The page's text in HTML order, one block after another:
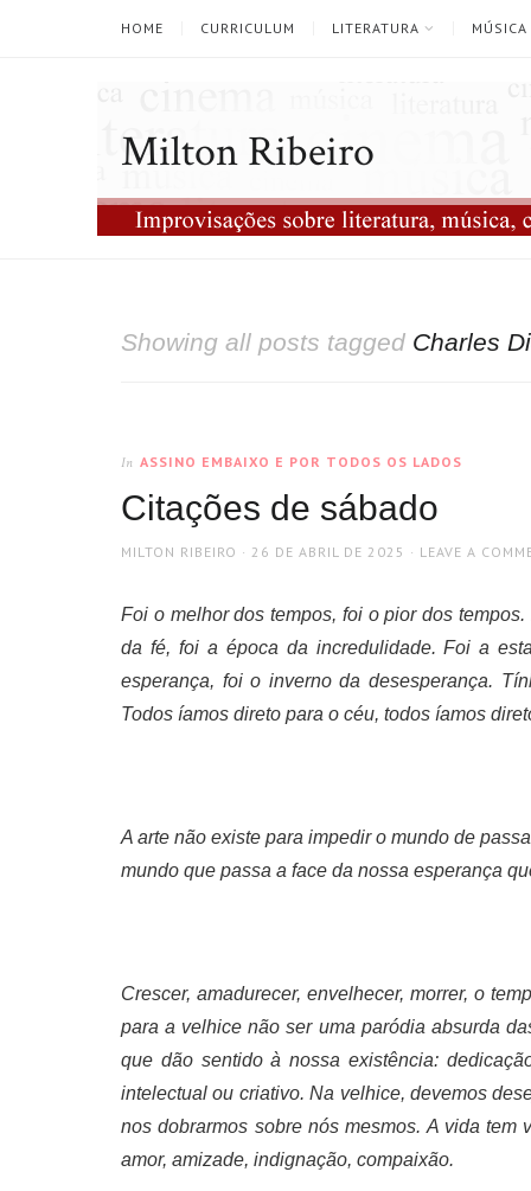
HOME CURRICULUM LITERATURA MÚSICA
Milton Ribeiro
Showing all posts tagged Charles
In ASSINO EMBAIXO E POR TODOS OS LADOS
Citações de sábado
AUTHOR
MILTON RIBEIRO
POSTED
26 DE ABRIL DE 2025 LEAVE A
Foi o melhor dos tempos, foi o pior dos
da fé, foi a época da incredulidade. Foi a
esperança, foi o inverno da desesperança.
Todos íamos direto para o céu, todos íamos
A arte não existe para impedir o mundo de
mundo que passa a face da nossa esperança
Crescer, amadurecer, envelhecer, morrer, o
para a velhice não ser uma paródia absurda
que dão sentido à nossa existência:
intelectual ou criativo. Na velhice, devemos
nos dobrarmos sobre nós mesmos. A vida
amor, amizade, indignação, compaixão.